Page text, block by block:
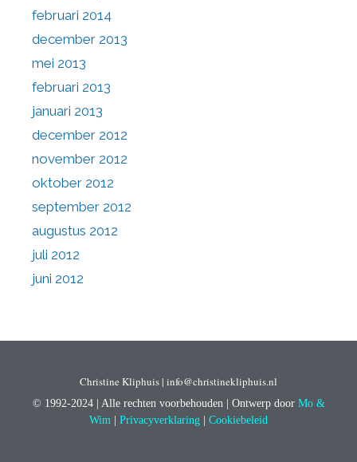
februari 2014
december 2013
mei 2013
februari 2013
januari 2013
december 2012
november 2012
oktober 2012
september 2012
augustus 2012
juli 2012
juni 2012
Christine Kliphuis | info@christinekliphuis.nl
© 1992-2024 | Alle rechten voorbehouden | Ontwerp door Mo &
Wim
Privacyverklaring Cookiebeleid